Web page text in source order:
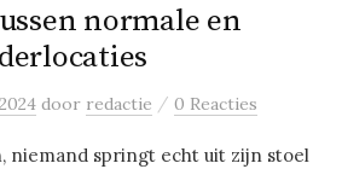
normale en
door redactie / 0 Reacties
niemand springt echt uit zijn stoel